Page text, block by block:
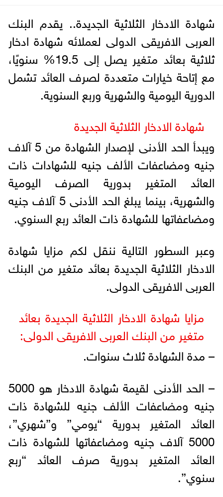
شهادة الادخار الثلاثية الجديدة.. يقدم البنك
العربى الافريقى الدولى لعملائه شهادة ادخار
ثلاثية بعائد متغير يصل إلى 19.5% سنويًا،
مع إتاحة خيارات متعددة لصرف العائد تشمل
الدورية اليومية والشهرية وربع السنوية.
شهادة الادخار الثلاثية الجديدة
ويبدأ الحد الأدنى لإصدار الشهادة من 5 آلاف
جنيه ومضاعفات الألف جنيه للشهادات ذات
العائد المتغير بدورية الصرف اليومية
والشهرية، بينما يبلغ الحد الأدنى 5 آلاف جنيه
ومضاعفاتها للشهادة ذات العائد ربع السنوي.
وعبر السطور التالية ننقل لكم مزايا شهادة
الادخار الثلاثية الجديدة بعائد متغير من البنك
العربى الافريقى الدولى.
مزايا شهادة الادخار الثلاثية الجديدة بعائد
متغير من البنك العربى الافريقى الدولى:
– مدة الشهادة ثلاث سنوات.
– الحد الأدنى لقيمة شهادة الادخار هو 5000
جنيه ومضاعفات الألف جنيه للشهادة ذات
العائد المتغير بدورية “يومي” و”شهري”،
5000 آلاف جنيه ومضاعفاتها للشهادة ذات
العائد المتغير بدورية صرف العائد “ربع
سنوي”.